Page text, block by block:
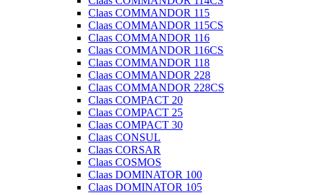
Claas COMMANDOR 115
Claas COMMANDOR 115CS
Claas COMMANDOR 116
Claas COMMANDOR 116CS
Claas COMMANDOR 118
Claas COMMANDOR 228
Claas COMMANDOR 228CS
Claas COMPACT 20
Claas COMPACT 25
Claas COMPACT 30
Claas CONSUL
Claas CORSAR
Claas COSMOS
Claas DOMINATOR 100
Claas DOMINATOR 105